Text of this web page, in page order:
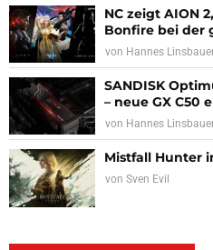
NC zeigt AION
Bonfire bei der
von Hannes
SANDISK
– neue GX C50
von Hannes
Mistfall Hunter
von Sven Evil